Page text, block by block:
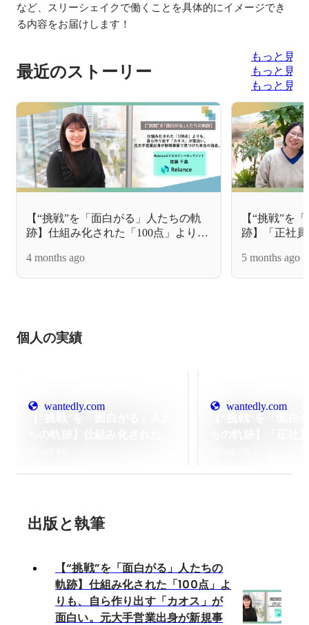
など、スリーシェイクで働くことを具体的にイメージでき
る内容をお届けします！
最近のストーリー
もっと見る
もっと見る
もっと見る
【“挑戦”を「面白がる」人たちの軌
跡】仕組み化された「100点」より
い。元大手営業出身が新規事業で見
つけた本当の自走。
4 months ago
【“挑戦”を
跡】「正社
くて、私は“
ームを選ん
5 months ago
個人の実績
wantedly.com wantedly.com
出版と執筆
【“挑戦”を「面白がる」人たちの
軌跡】仕組み化された「100点」よ
りも、自ら作り出す「カオス」が
面白い。元大手営業出身が新規事